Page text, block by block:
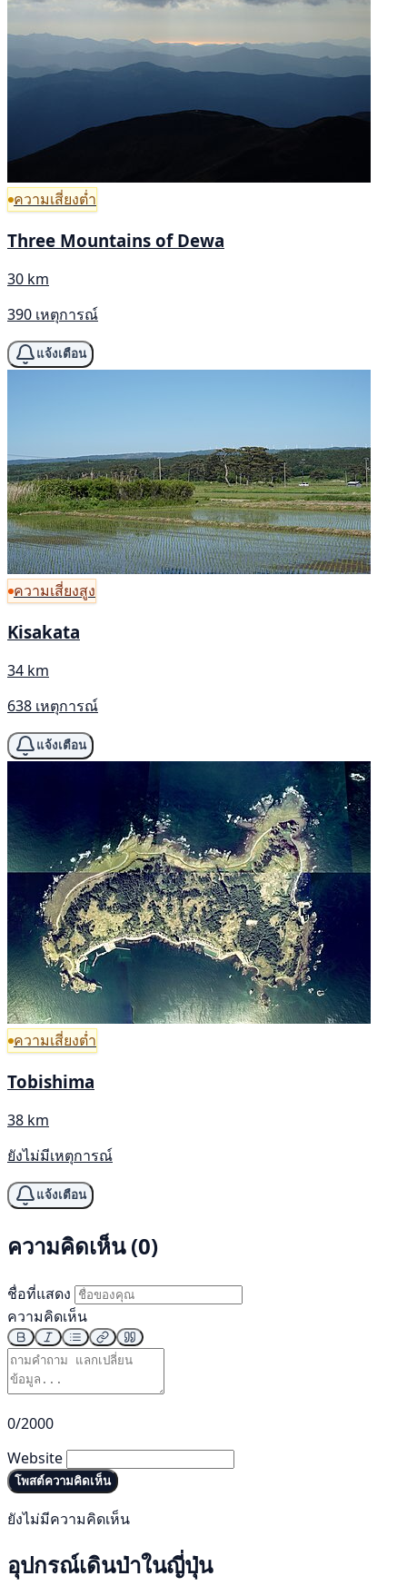
ความเสี่ยงต่ำ
Three Mountains of Dewa
30 km
390 เหตุการณ์
แจ้งเตือน
ความเสี่ยงสูง
Kisakata
34 km
638 เหตุการณ์
แจ้งเตือน
ความเสี่ยงต่ำ
Tobishima
38 km
ยังไม่มีเหตุการณ์
แจ้งเตือน
ความคิดเห็น (0)
ชื่อที่แสดง
ความคิดเห็น
0/2000
Website
โพสต์ความคิดเห็น
ยังไม่มีความคิดเห็น
อุปกรณ์เดินป่าในญี่ปุ่น